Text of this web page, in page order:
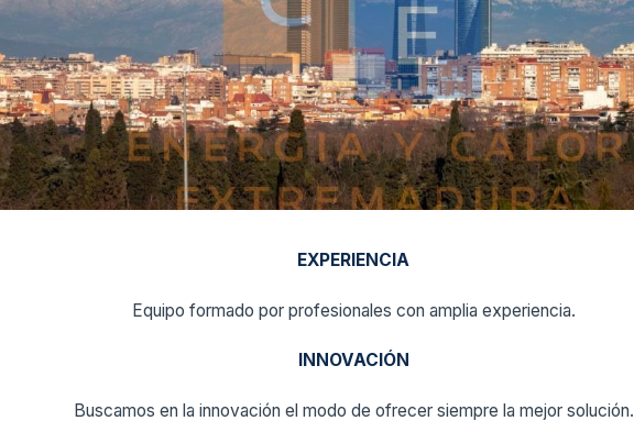
EXPERIENCIA
Equipo formado por profesionales con amplia experiencia.
INNOVACIÓN
Buscamos en la innovación el modo de ofrecer siempre la mejor solución.